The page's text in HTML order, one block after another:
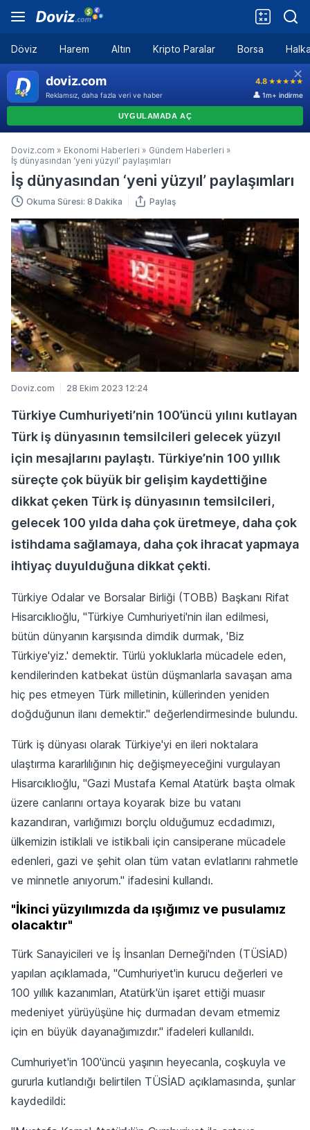
Döviz Harem Altın Kripto Paralar Borsa
Doviz.com » Ekonomi Haberleri » Gündem Haberleri »
İş dünyasından ‘yeni yüzyıl’ paylaşımları
İş dünyasından ‘yeni yüzyıl’ paylaşımları
Okuma Süresi: 8 Dakika Paylaş
Doviz.com 28 Ekim 2023 12:24
Türkiye Cumhuriyeti’nin 100’üncü yılını kutlayan
Türk iş dünyasının temsilcileri gelecek yüzyıl
için mesajlarını paylaştı. Türkiye’nin 100 yıllık
süreçte çok büyük bir gelişim kaydettiğine
dikkat çeken Türk iş dünyasının temsilcileri,
gelecek 100 yılda daha çok üretmeye, daha çok
istihdama sağlamaya, daha çok ihracat yapmaya
ihtiyaç duyulduğuna dikkat çekti.
Türkiye Odalar ve Borsalar Birliği (TOBB) Başkanı Rifat
Hisarcıklıoğlu, "Türkiye Cumhuriyeti'nin ilan edilmesi,
bütün dünyanın karşısında dimdik durmak, 'Biz
Türkiye'yiz.' demektir. Türlü yokluklarla mücadele eden,
kendilerinden katbekat üstün düşmanlarla savaşan ama
hiç pes etmeyen Türk milletinin, küllerinden yeniden
doğduğunun ilanı demektir." değerlendirmesinde bulundu.
Türk iş dünyası olarak Türkiye'yi en ileri noktalara
ulaştırma kararlılığının hiç değişmeyeceğini vurgulayan
Hisarcıklıoğlu, "Gazi Mustafa Kemal Atatürk başta olmak
üzere canlarını ortaya koyarak bize bu vatanı
kazandıran, varlığımızı borçlu olduğumuz ecdadımızı,
ülkemizin istiklali ve istikbali için cansiperane mücadele
edenleri, gazi ve şehit olan tüm vatan evlatlarını rahmetle
ve minnetle anıyorum." ifadesini kullandı.
"İkinci yüzyılımızda da ışığımız ve pusulamız
olacaktır"
Türk Sanayicileri ve İş İnsanları Derneği'nden (TÜSİAD)
yapılan açıklamada, "Cumhuriyet'in kurucu değerleri ve
100 yıllık kazanımları, Atatürk'ün işaret ettiği muasır
medeniyet yürüyüşüne hiç durmadan devam etmemiz
için en büyük dayanağımızdır." ifadeleri kullanıldı.
Cumhuriyet'in 100'üncü yaşının heyecanla, coşkuyla ve
gururla kutlandığı belirtilen TÜSİAD açıklamasında, şunlar
kaydedildi: